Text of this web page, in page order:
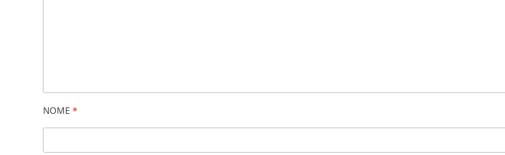
NOME *